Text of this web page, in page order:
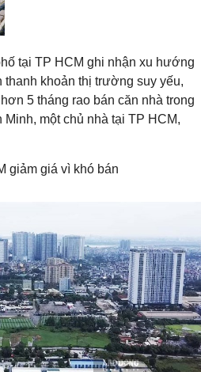
tại TP HCM ghi nhận xu hướng
thanh khoản thị trường suy yếu,
5 tháng rao bán căn nhà trong
một chủ nhà tại TP HCM,
giảm giá vì khó bán